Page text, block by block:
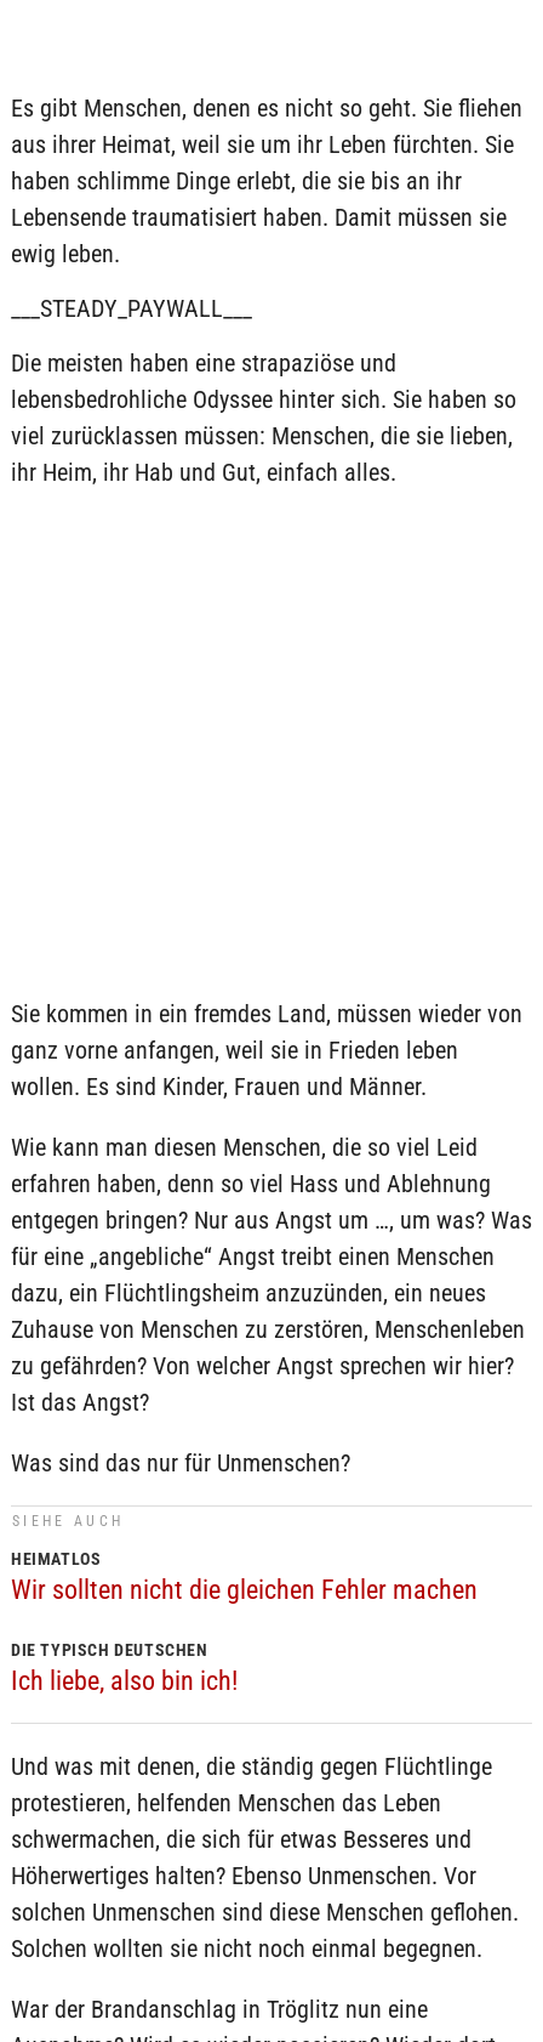
Es gibt Menschen, denen es nicht so geht. Sie fliehen
aus ihrer Heimat, weil sie um ihr Leben fürchten. Sie
haben schlimme Dinge erlebt, die sie bis an ihr
Lebensende traumatisiert haben. Damit müssen sie
ewig leben.
___STEADY_PAYWALL___
Die meisten haben eine strapaziöse und
lebensbedrohliche Odyssee hinter sich. Sie haben so
viel zurücklassen müssen: Menschen, die sie lieben,
ihr Heim, ihr Hab und Gut, einfach alles.
Sie kommen in ein fremdes Land, müssen wieder von
ganz vorne anfangen, weil sie in Frieden leben
wollen. Es sind Kinder, Frauen und Männer.
Wie kann man diesen Menschen, die so viel Leid
erfahren haben, denn so viel Hass und Ablehnung
entgegen bringen? Nur aus Angst um …, um was? Was
für eine „angebliche“ Angst treibt einen Menschen
dazu, ein Flüchtlingsheim anzuzünden, ein neues
Zuhause von Menschen zu zerstören, Menschenleben
zu gefährden? Von welcher Angst sprechen wir hier?
Ist das Angst?
Was sind das nur für Unmenschen?
SIEHE AUCH
HEIMATLOS
Wir sollten nicht die gleichen Fehler machen
DIE TYPISCH DEUTSCHEN
Ich liebe, also bin ich!
Und was mit denen, die ständig gegen Flüchtlinge
protestieren, helfenden Menschen das Leben
schwermachen, die sich für etwas Besseres und
Höherwertiges halten? Ebenso Unmenschen. Vor
solchen Unmenschen sind diese Menschen geflohen.
Solchen wollten sie nicht noch einmal begegnen.
War der Brandanschlag in Tröglitz nun eine